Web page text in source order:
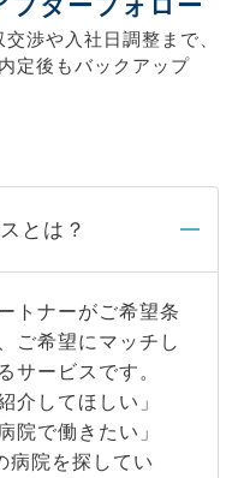
交渉や入社日調整まで、
内定後もバックアップ
とは？
トナーがご希望条
ご希望にマッチし
サービスです。
介してほしい」
院で働きたい」
病院を探してい